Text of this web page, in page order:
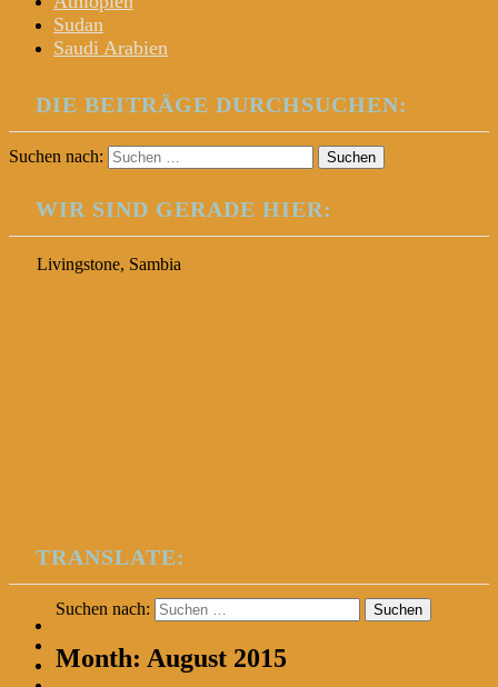
Sudan
Saudi Arabien
DIE BEITRÄGE DURCHSUCHEN:
Suchen nach:
WIR SIND GERADE HIER:
Livingstone, Sambia
TRANSLATE:
Suchen nach:
Month: August 2015